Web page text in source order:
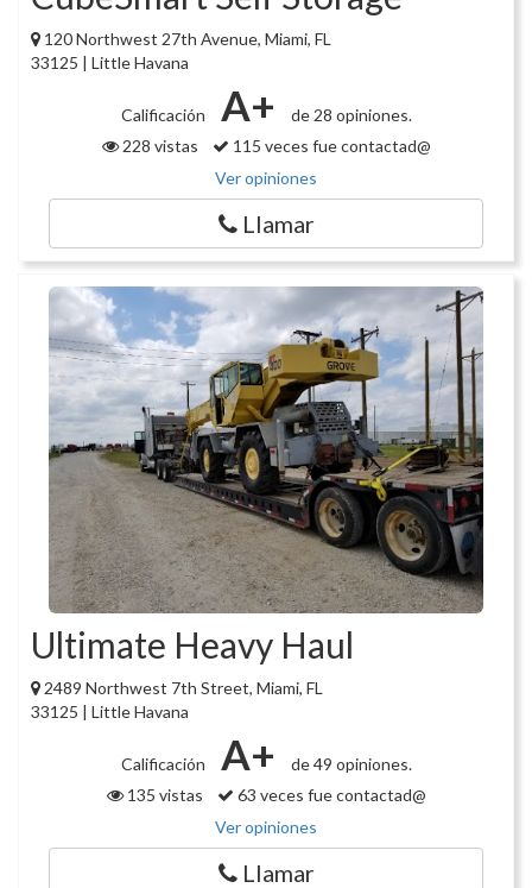
120 Northwest 27th Avenue, Miami, FL
33125 | Little Havana
Calificación A+
de 28 opiniones.
228 vistas
115 veces fue contactad@
Ver opiniones
Llamar
Ultimate Heavy Haul
2489 Northwest 7th Street, Miami, FL
33125 | Little Havana
Calificación A+
de 49 opiniones.
135 vistas
63 veces fue contactad@
Ver opiniones
Llamar